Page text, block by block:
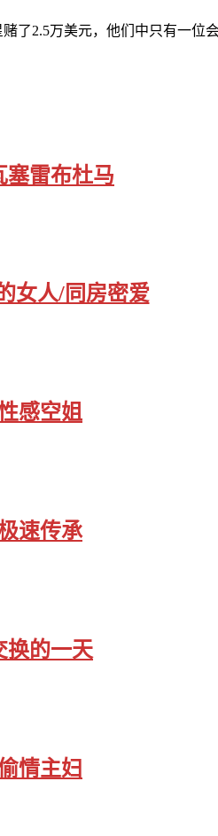
了2.5万美元，他们中只有一
塞雷布杜马
女人/同房密爱
感空姐
速传承
换的一天
情主妇